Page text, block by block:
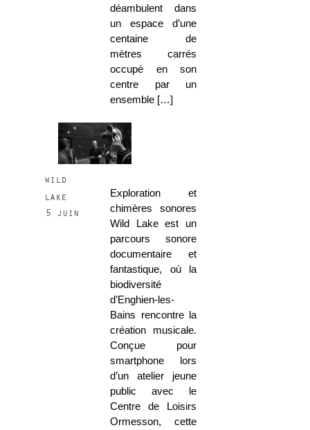
déambulent dans
un espace d’une
centaine de
mètres carrés
occupé en son
centre par un
ensemble […]
wild
lake
5 juin
Exploration et
chimères sonores
Wild Lake est un
parcours sonore
documentaire et
fantastique, où la
biodiversité
d’Enghien-les-
Bains rencontre la
création musicale.
Conçue pour
smartphone lors
d’un atelier jeune
public avec le
Centre de Loisirs
Ormesson, cette